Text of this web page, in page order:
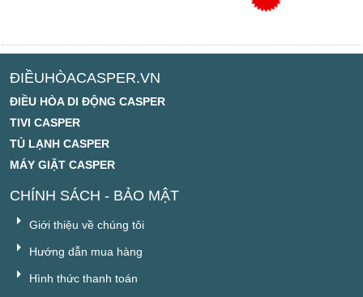
ĐIỀUHÒACASPER.VN
ĐIỀU HÒA DI ĐỘNG CASPER
TIVI CASPER
TỦ LẠNH CASPER
MÁY GIẶT CASPER
CHÍNH SÁCH - BẢO MẬT
Giới thiệu về chúng tôi
Hướng dẫn mua hàng
Hình thức thanh toán